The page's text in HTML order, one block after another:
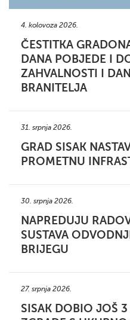
4. kolovoza 2026.
ČESTITKA
DANA POBJEDE I
ZAHVALNOSTI I
BRANITELJA
31. srpnja 2026.
GRAD SISAK
PROMETNU
30. srpnja 2026.
NAPREDUJU
SUSTAVA
BRIJEGU
27. srpnja 2026.
SISAK DOBIO JOŠ 3